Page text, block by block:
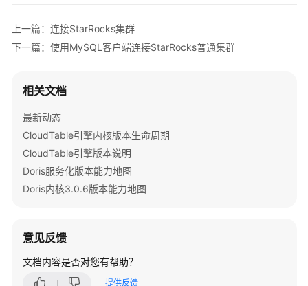
使
ClickHouse
使
StarRocks
StarRocks
用
流
创
建
StarRocks
上一篇：连接StarRocks集群
下一篇：使用MySQL客户端连接StarRocks普通集群
相关文档
最新动态
CloudTable引擎内核版本生命周期
CloudTable引擎版本说明
Doris服务化版本能力地图
Doris内核3.0.6版本能力地图
意见反馈
文档内容是否对您有帮助？
提供反馈